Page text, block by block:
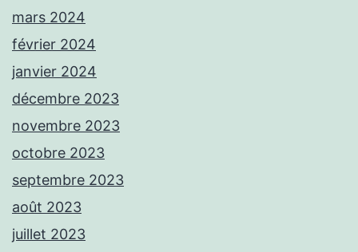
mars 2024
février 2024
janvier 2024
décembre 2023
novembre 2023
octobre 2023
septembre 2023
août 2023
juillet 2023